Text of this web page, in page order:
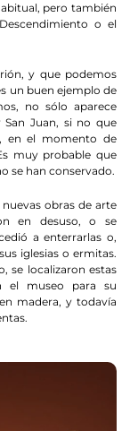
pero también
o el
y que podemos
un buen ejemplo de
no sólo aparece
Juan, si no que
en el momento de
muy probable que
se han conservado.
obras de arte
en desuso, o se
a enterrarlas o,
iglesias o ermitas.
se localizaron estas
el museo para su
madera, y todavía